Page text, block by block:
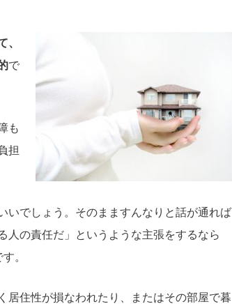
、
で
も
担
いでしょう。そのまますんなりと話が通れば
人の責任だ」というような主張をするなら
。
居住性が損なわれたり、またはその部屋で暮